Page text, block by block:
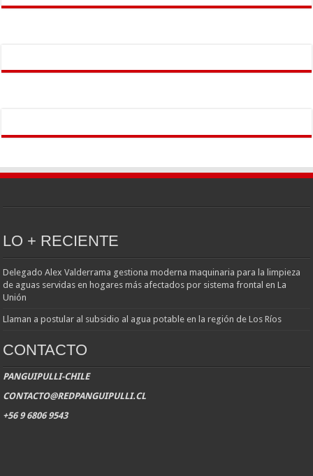
LO + RECIENTE
Delegado Alex Valderrama gestiona moderna maquinaria para la limpieza
de aguas servidas en hogares más afectados por sistema frontal en La
Unión
Llaman a postular al subsidio al agua potable en la región de Los Ríos
CONTACTO
PANGUIPULLI-CHILE
CONTACTO@REDPANGUIPULLI.CL
+56 9 6806 9543